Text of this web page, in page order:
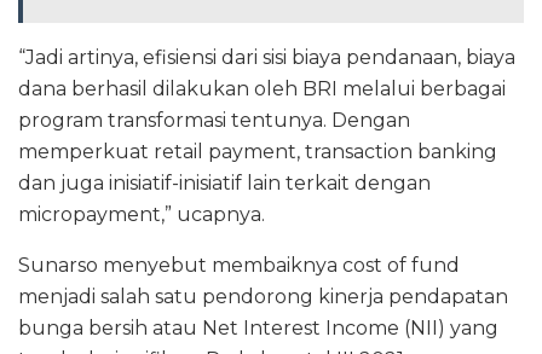
“Jadi artinya, efisiensi dari sisi biaya pendanaan, biaya
dana berhasil dilakukan oleh BRI melalui berbagai
program transformasi tentunya. Dengan
memperkuat retail payment, transaction banking
dan juga inisiatif-inisiatif lain terkait dengan
micropayment,” ucapnya.
Sunarso menyebut membaiknya cost of fund
menjadi salah satu pendorong kinerja pendapatan
bunga bersih atau Net Interest Income (NII) yang